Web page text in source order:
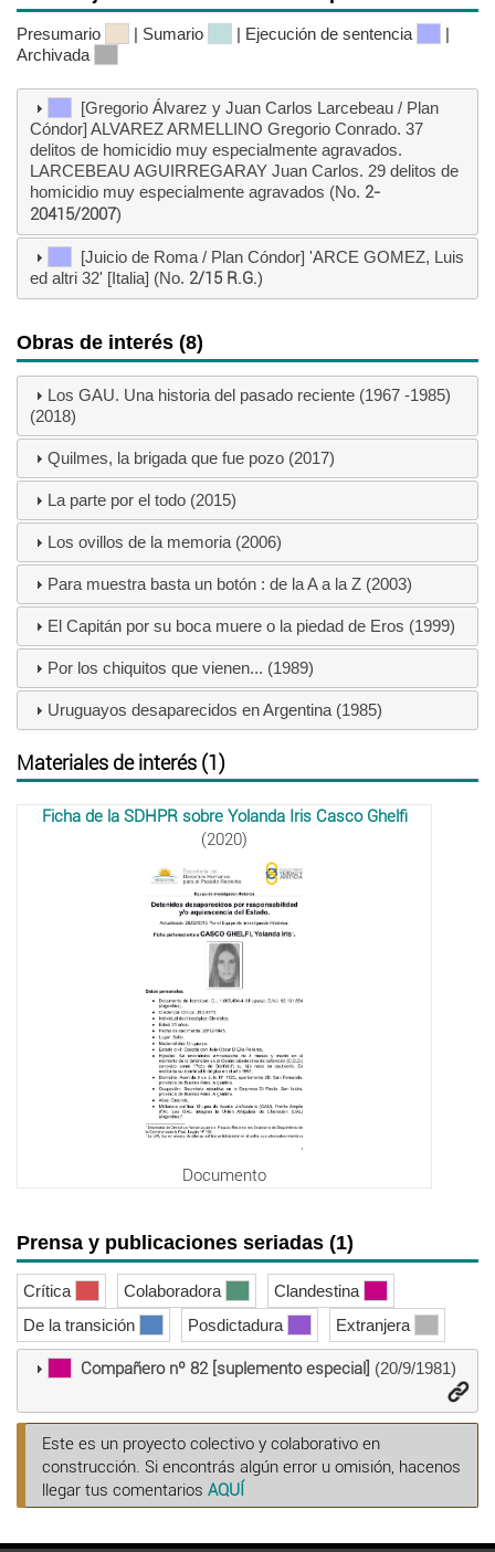
Presumario | Sumario | Ejecución de sentencia
|
Archivada
[Gregorio Álvarez y Juan Carlos Larcebeau / Plan
Cóndor] ALVAREZ ARMELLINO Gregorio Conrado. 37
delitos de homicidio muy especialmente agravados.
LARCEBEAU AGUIRREGARAY Juan Carlos. 29 delitos de
homicidio muy especialmente agravados (No. 2-
20415/2007)
[Juicio de Roma / Plan Cóndor] 'ARCE GOMEZ, Luis
ed altri 32' [Italia] (No. 2/15 R.G.)
Obras de interés (8)
Los GAU. Una historia del pasado reciente (1967 -1985)
(2018)
Quilmes, la brigada que fue pozo (2017)
La parte por el todo (2015)
Los ovillos de la memoria (2006)
Para muestra basta un botón : de la A a la Z (2003)
El Capitán por su boca muere o la piedad de Eros (1999)
Por los chiquitos que vienen... (1989)
Uruguayos desaparecidos en Argentina (1985)
Materiales de interés (1)
Ficha de la SDHPR sobre Yolanda Iris Casco Ghelfi
(2020)
Documento
Prensa y publicaciones seriadas (1)
Crítica Colaboradora
Clandestina
De la transición
Posdictadura Extranjera
Compañero nº 82 [suplemento especial] (20/9/1981)
Este es un proyecto colectivo y colaborativo en
construcción. Si encontrás algún error u omisión, hacenos
llegar tus comentarios AQUÍ